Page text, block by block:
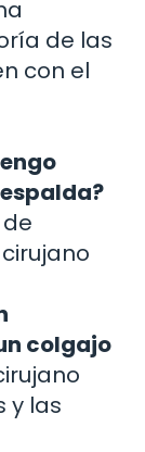
de las
con el
colgajo
y las